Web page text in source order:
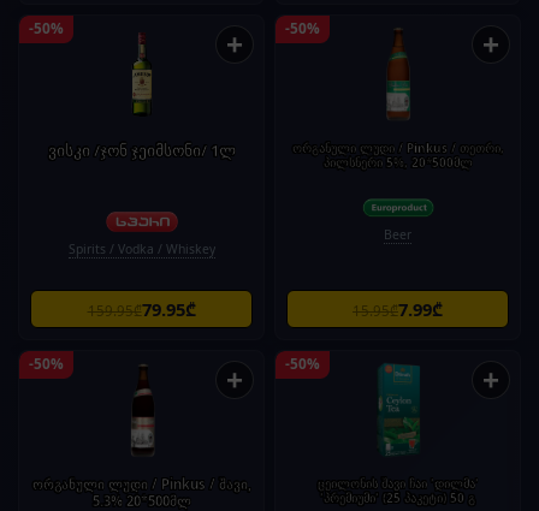
-50% +
ვისკი /ჯონ ჯეიმსონი/ 1ლ
Spirits / Vodka / Whiskey
159.95₾79.95₾
-50% +
ორგანული ლუდი / Pinkus / თეთრი,
პილსნერი 5%, 20*500მლ
Beer
15.95₾7.99₾
-50% +
ორგანული ლუდი / Pinkus / შავი,
5.3% 20*500მლ
-50% +
ცეილონის შავი ჩაი 'დილმა'
'პრემიუმი' (25 პაკეტი) 50 გ